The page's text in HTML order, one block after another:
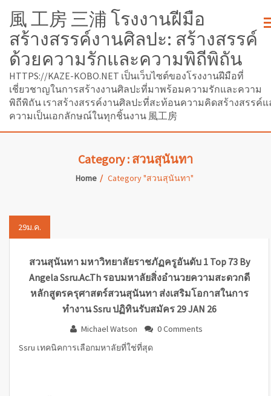
風 工房 三浦 โรงงานฝีมือ
สร้างสรรค์งานศิลปะ: สร้างสรรค์
ด้วยความรักและความพิถีพิถัน
HTTPS://KAZE-KOBO.NET เป็นเว็บไซต์ของโรงงานฝีมือที่
เชี่ยวชาญในการสร้างงานศิลปะที่มาพร้อมความรักและความ
พิถีพิถัน เราสร้างสรรค์งานศิลปะที่สะท้อนความคิดสร้างสรรค์แ
ความเป็นเอกลักษณ์ในทุกชิ้นงาน 風工房
Category : สวนสุนันทา
Home Category "สวนสุนันทา"
29ม.ค.
สวนสุนันทา มหาวิทยาลัยราชภัฏครูอันดับ 1 Top 73 By
Angela Ssru.ac.th รอบมหาลัยสิ่งอำนวยความสะดวกดี
หลักสูตรครุศาสตร์สวนสุนันทา ส่งเสริมโอกาสในการ
ทำงาน Ssru ปฏิทินรับสมัคร 29 JAN 26
Michael Watson
0 Comments
Ssru เทคนิคการเลือกมหาลัยที่ใช่ที่สุด